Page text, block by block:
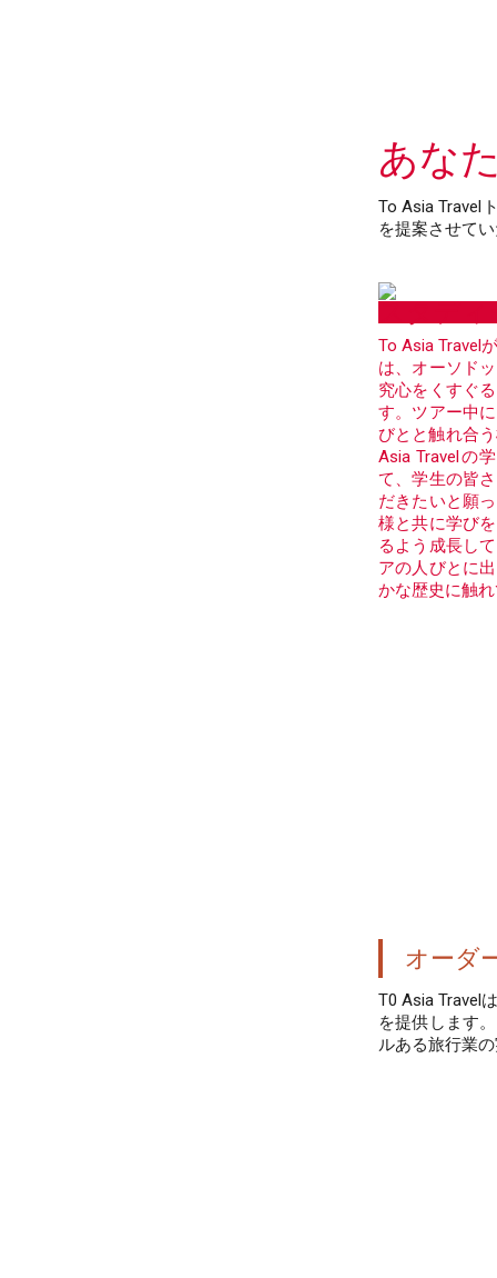
あな
To Asia Travel
を提案させて
To Asia Travel
は、オーソド
究心をくすぐ
す。ツアー中
びとと触れ合
Asia Travelの
て、学生の皆
だきたいと願
様と共に学び
るよう成長し
アの人びとに
かな歴史に触
オーダ
T0 Asia Travel
を提供します
ルある旅行業